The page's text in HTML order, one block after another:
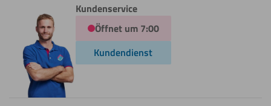
Kundenservice
Öffnet um 7:00
Kundendienst